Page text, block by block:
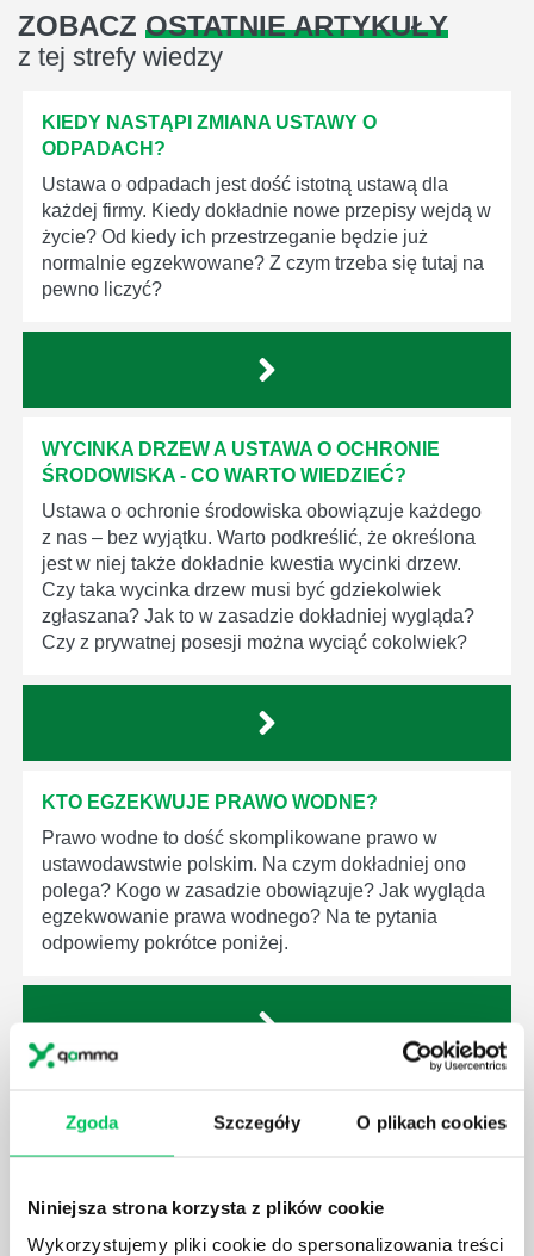
Zgoda Szczegóły O plikach cookies
Niniejsza strona korzysta z plików cookie
Wykorzystujemy pliki cookie do spersonalizowania treści
ZOBACZ OSTATNIE ARTYKUŁY
z tej strefy wiedzy
KIEDY NASTĄPI ZMIANA USTAWY O
ODPADACH?
Ustawa o odpadach jest dość istotną ustawą dla
każdej firmy. Kiedy dokładnie nowe przepisy wejdą w
życie? Od kiedy ich przestrzeganie będzie już
normalnie egzekwowane? Z czym trzeba się tutaj na
pewno liczyć?
WYCINKA DRZEW A USTAWA O OCHRONIE
ŚRODOWISKA - CO WARTO WIEDZIEĆ?
Ustawa o ochronie środowiska obowiązuje każdego
z nas – bez wyjątku. Warto podkreślić, że określona
jest w niej także dokładnie kwestia wycinki drzew.
Czy taka wycinka drzew musi być gdziekolwiek
zgłaszana? Jak to w zasadzie dokładniej wygląda?
Czy z prywatnej posesji można wyciąć cokolwiek?
KTO EGZEKWUJE PRAWO WODNE?
Prawo wodne to dość skomplikowane prawo w
ustawodawstwie polskim. Na czym dokładniej ono
polega? Kogo w zasadzie obowiązuje? Jak wygląda
egzekwowanie prawa wodnego? Na te pytania
odpowiemy pokrótce poniżej.
WYMAGANIAMI NORM JAKOŚCI WYROBÓW
MEDYCZNYCH?
społeczeństwa wprowadzane jest coraz więcej reguł,
które mają za zadanie poprawić poszczególne